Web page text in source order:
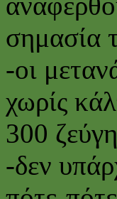
σημασία
-οι
χωρίς
300
-δεν